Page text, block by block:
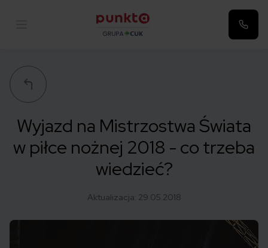
Wyjazd na Mistrzostwa Świata
w piłce nożnej 2018 - co trzeba
wiedzieć?
Aktualizacja: 29.05.2018